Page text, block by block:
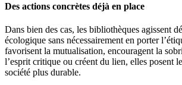
Des actions concrètes déjà en place
Dans bien des cas, les bibliothèques agissent
écologique sans nécessairement en porter
favorisent la mutualisation, encouragent la
l’esprit critique ou créent du lien, elles posent
société plus durable.